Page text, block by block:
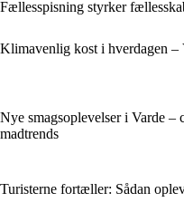
Fællesspisning styrker
Klimavenlig kost i hverdagen –
Nye smagsoplevelser i Varde –
madtrends
Turisterne fortæller: Sådan